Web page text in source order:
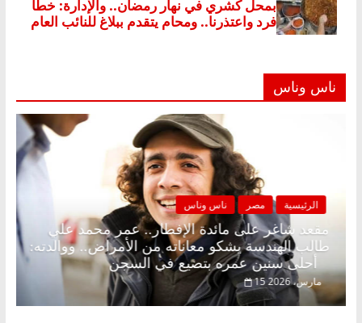
ناس وناس
الرئيسية مصر ناس وناس
مقعد شاغر على مائدة الإفطار.. عمر محمد
طالب الهندسة يشكو معاناته من الأمراض..
أحلى سنين عمره بتضيع في السجن
15 مارس، 2026
رمضان.. د.